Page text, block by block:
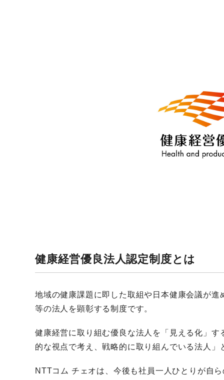
健康経営優良法人認定制度とは
地域の健康課題に即した取組や日本健康会議が
等の法人を顕彰する制度です。
健康経営に取り組む優良な法人を「見える化」
的な視点で考え、戦略的に取り組んでいる法人
NTTコム チェオは、今後も社員一人ひとりが自